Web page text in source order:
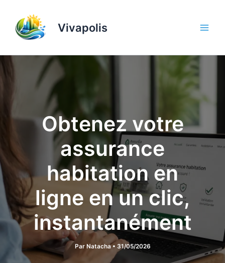
contenu
Vivapolis
Obtenez votre
assurance
habitation en
ligne en un clic,
instantanément
Par Natacha• 31/05/2026